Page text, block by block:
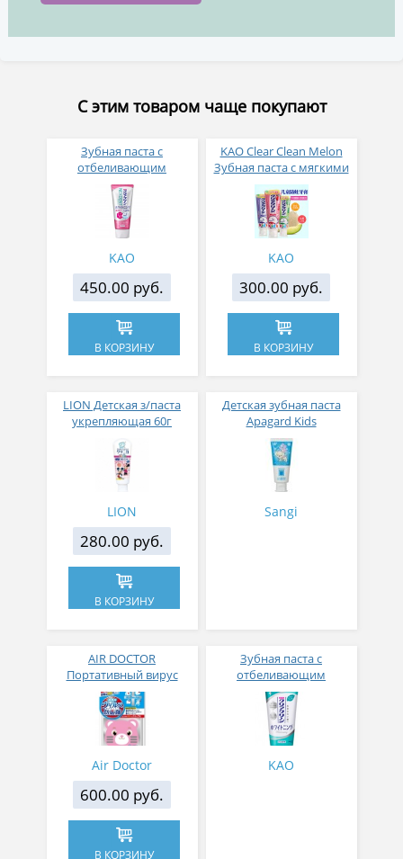
С этим товаром чаще покупают
Зубная паста с
отбеливающим
эффектом и
антибактериальным
действием KAO Clear
Clean Whitening Apple
120 гр
KAO
450.00 руб.
В КОРЗИНУ
KAO Clear Clean Мelon
Зубная паста с мягкими
микрогранулами для
детей 70 гр
KAO
300.00 руб.
В КОРЗИНУ
LION Детская з/паста
укрепляющая 60г
LION
280.00 руб.
В КОРЗИНУ
Детская зубная паста
Apagard Kids
Sangi
AIR DOCTOR
Портативный вирус
блокер с клипсой
медведь
Air Doctor
600.00 руб.
В КОРЗИНУ
Зубная паста с
отбеливающим
эффектом и
антибактериальным
действием KAO Clear
Clean Whitening Clear M
KAO